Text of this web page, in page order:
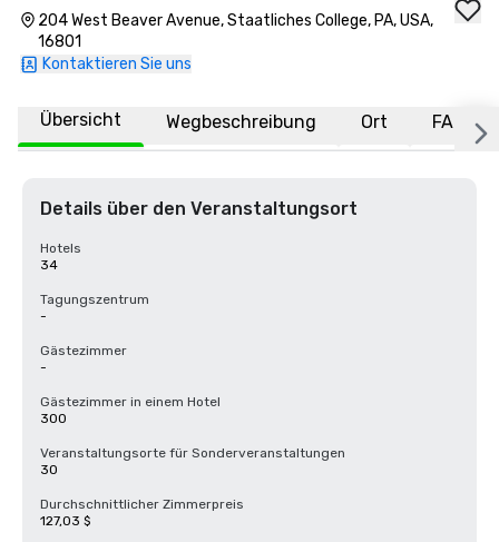
204 West Beaver Avenue, Staatliches College, PA, USA,
16801
Kontaktieren Sie uns
Übersicht Wegbeschreibung Ort FAQs
Details über den Veranstaltungsort
Hotels
34
Tagungszentrum
-
Gästezimmer
-
Gästezimmer in einem Hotel
300
Veranstaltungsorte für Sonderveranstaltungen
30
Durchschnittlicher Zimmerpreis
127,03 $